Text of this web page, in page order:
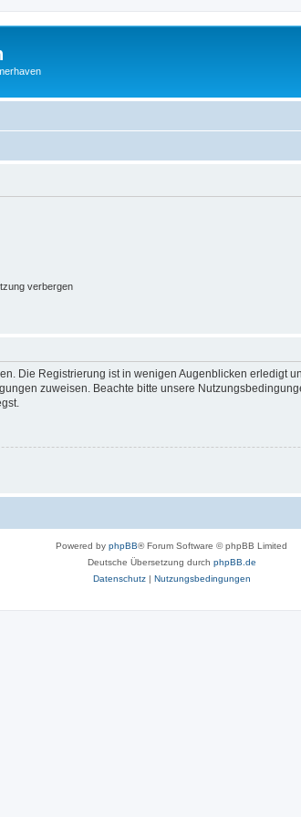
verbergen
Die Registrierung ist in wenigen Augenblicken erledigt
zuweisen. Beachte bitte unsere
Powered by phpBB® Forum Software © phpBB Limited
Deutsche Übersetzung durch phpBB.de
Datenschutz| Nutzungsbedingungen